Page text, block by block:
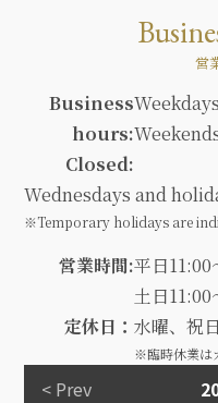
営
Business
hours:
Closed:
Wednesdays and
※Temporary holidays are
営業時間:平日11:00
土日11:00
定休日：水曜、祝日
※臨時休業は
< Prev